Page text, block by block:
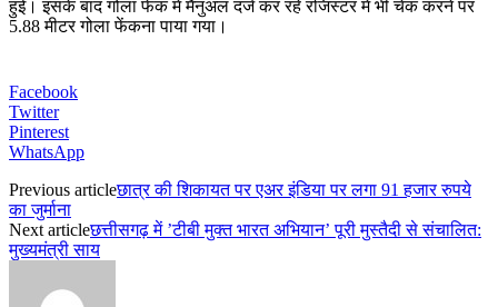
हुई। इसके बाद गोला फेंक में मैनुअल दर्ज कर रहे रजिस्टर में भी चेक करने पर
5.88 मीटर गोला फेंकना पाया गया।
Facebook
Twitter
Pinterest
WhatsApp
Previous articleछात्र की शिकायत पर एअर इंडिया पर लगा 91 हजार रुपये
का जुर्माना
Next articleछत्तीसगढ़ में ’टीबी मुक्त भारत अभियान’ पूरी मुस्तैदी से संचालित:
मुख्यमंत्री साय